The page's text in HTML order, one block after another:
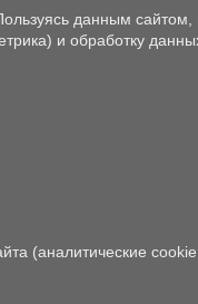
данным сайтом,
и обработку
(аналитические cookie,